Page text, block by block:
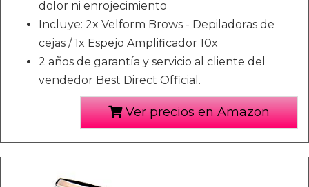
dolor ni enrojecimiento
Incluye: 2x Velform Brows - Depiladoras de
cejas / 1x Espejo Amplificador 10x
2 años de garantía y servicio al cliente del
vendedor Best Direct Official.
Ver precios en Amazon